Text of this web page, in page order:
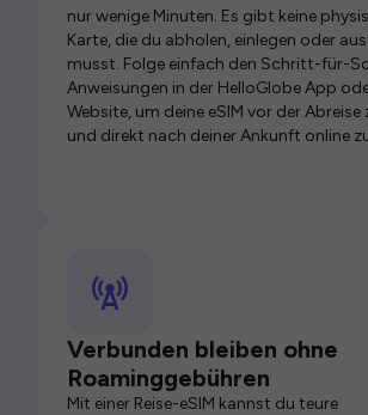
nur wenige Minuten. Es gibt keine
Karte, die du abholen, einlegen oder
musst. Folge einfach den Schritt-für-
Anweisungen in der HelloGlobe App
Website, um deine eSIM vor der Abreise
und direkt nach deiner Ankunft online
Verbunden bleiben ohne
Roaminggebühren
Mit einer Reise-eSIM kannst du teure